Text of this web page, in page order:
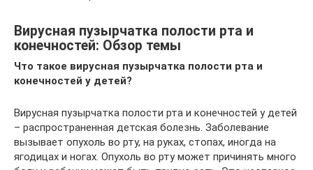
Bирусная пузырчатка полости рта и
конечностей: Обзор темы
Что такое вирусная пузырчатка полости рта и
конечностей у детей?
Вирусная пузырчатка полости рта и конечностей у детей
– распространенная детская болезнь. Заболевание
вызывает опухоль во рту, на руках, стопах, иногда на
ягодицах и ногах. Опухоль во рту может причинять много